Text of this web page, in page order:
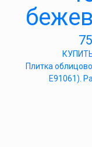
Плитка
Е91061).